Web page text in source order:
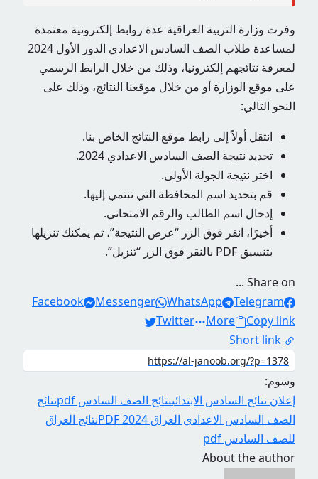
وفرت وزارة التربية العراقية عدة روابط إلكترونية معتمدة
لمساعدة طلاب الصف السادس الاعدادي الدور الأول 2024
لمعرفة نتائجهم إلكترونيا، وذلك من خلال الرابط الرسمي
على موقع الوزارة أو من خلال موقعنا النتائج، وذلك على
النحو التالي:
انتقل أولاً إلى رابط موقع النتائج الخاص بنا.
تحديد نتيجة الصف السادس الاعدادي 2024.
اختر نتيجة الجولة الأولى.
قم بتحديد اسم المحافظة التي تنتمي إليها.
إدخال اسم الطالب والرقم الامتحاني.
أخيرًا، انقر فوق الزر “عرض النتيجة”، ثم يمكنك تنزيلها
بتنسيق PDF بالنقر فوق الزر “تنزيل”.
Share on ...
Facebook
Messenger WhatsApp
Telegram
Twitter
More
Copy link
Short link
وسوم:
إعلان نتائج السادس الابتدائينتائج الصف السادس pdf
نتائج
الصف السادس الاعدادي العراق 2024 PDF
نتائج العراق
للصف السادس pdf
About the author